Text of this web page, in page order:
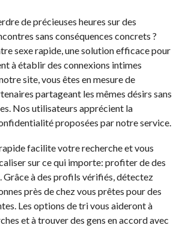
de précieuses heures sur des
sans conséquences concrets ?
sexe rapide, une solution efficace pour
à établir des connexions intimes
site, vous êtes en mesure de
partageant les mêmes désirs sans
Nos utilisateurs apprécient la
proposées par notre service.
facilite votre recherche et vous
sur ce qui importe: profiter de des
Grâce à des profils vérifiés, détectez
près de chez vous prêtes pour des
Les options de tri vous aideront à
et à trouver des gens en accord avec